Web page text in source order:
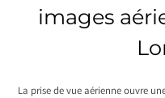
images
La prise de vue aérienne ouvre